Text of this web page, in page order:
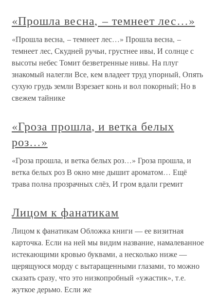
«Прошла весна, – темнеет лес…»
«Прошла весна, – темнеет лес…» Прошла весна, –
темнеет лес, Скудней ручьи, грустнее ивы, И солнце с
высоты небес Томит безветренные нивы. На плуг
знакомый налегли Все, кем владеет труд упорный, Опять
сухую грудь земли Взрезает конь и вол покорный; Но в
свежем тайнике
«Гроза прошла, и ветка белых
роз…»
«Гроза прошла, и ветка белых роз…» Гроза прошла, и
ветка белых роз В окно мне дышит ароматом… Ещё
трава полна прозрачных слёз, И гром вдали гремит
Лицом к фанатикам
Лицом к фанатикам Обложка книги — ее визитная
карточка. Если на ней мы видим название, намалеванное
истекающими кровью буквами, а несколько ниже —
щерящуюся морду с вытаращенными глазами, то можно
сказать сразу, что это низкопробный «ужастик», т.е.
жуткое дерьмо. Если же